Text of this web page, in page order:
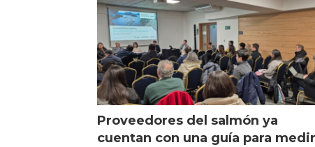
Proveedores del salmón ya
cuentan con una guía para